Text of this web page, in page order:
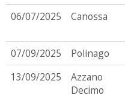
06/07/2025 Canossa
07/09/2025 Polinago
13/09/2025
Azzano
Decimo